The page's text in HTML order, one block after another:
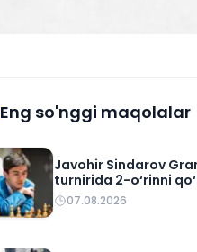
Eng so'nggi maqolalar
Javohir Sindarov
turnirida 2-o‘rinni
07.08.2026